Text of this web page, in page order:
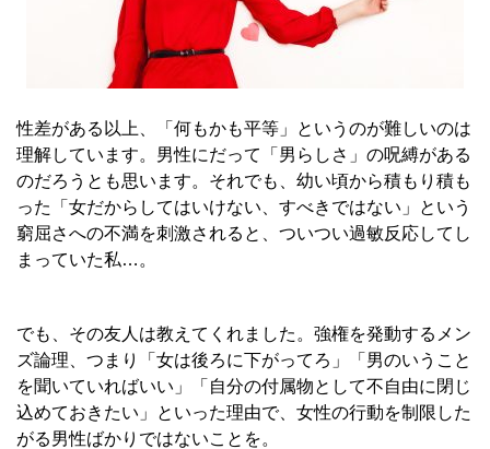
性差がある以上、「何もかも平等」というのが難しいのは
理解しています。男性にだって「男らしさ」の呪縛がある
のだろうとも思います。それでも、幼い頃から積もり積も
った「女だからしてはいけない、すべきではない」という
窮屈さへの不満を刺激されると、ついつい過敏反応してし
まっていた私…。
でも、その友人は教えてくれました。強権を発動するメン
ズ論理、つまり「女は後ろに下がってろ」「男のいうこと
を聞いていればいい」「自分の付属物として不自由に閉じ
込めておきたい」といった理由で、女性の行動を制限した
がる男性ばかりではないことを。